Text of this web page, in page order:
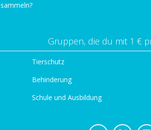
sammeln?
Gruppen, die du mit 1 €
Tierschutz
Behinderung
Schule und Ausbildung